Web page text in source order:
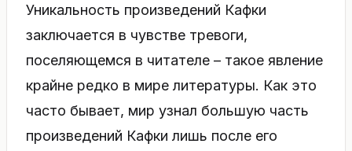
Уникальность произведений Кафки
заключается в чувстве тревоги,
поселяющемся в читателе – такое явление
крайне редко в мире литературы. Как это
часто бывает, мир узнал большую часть
произведений Кафки лишь после его